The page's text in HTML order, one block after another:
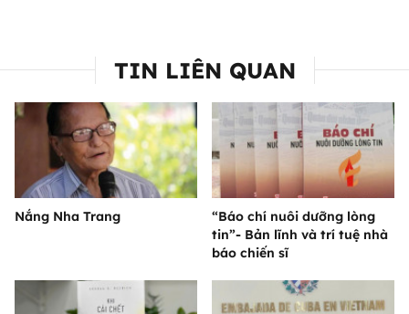
TIN LIÊN QUAN
Nắng Nha Trang
“Báo chí nuôi dưỡng lòng
tin”- Bản lĩnh và trí tuệ nhà
báo chiến sĩ